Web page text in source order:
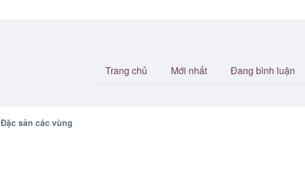
Trang chủ Mới nhất Đang bình luận
Đặc sản các vùng